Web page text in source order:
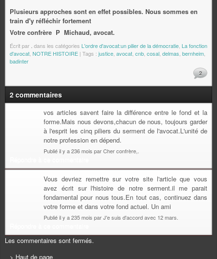
Plusieurs approches sont en effet possibles. Nous sommes en
train d'y réfléchir fortement
Votre confrère P Michaud, avocat.
Écrit par dans les catégories L'ordre d'avocat:un pilier de la démocratie La fonction
d'avocat NOTRE HISTOIRE | Tags : justice avocat cnb cosal delmas bernheim
badinter
2
2 commentaires
vos articles savent faire la différence entre le fond et la
forme.Mais nous devons,chacun de nous, toujours garder
à l'esprit les cinq piliers du serment de l'avocat.L'unité de
notre profession en dépend.
Publié il y a 236 mois par Cher confrère,.
Vous devriez remettre sur votre site l'article que vous
avez écrit sur l'histoire de notre serment.il me parait
fondamental pour nous tous.En tout cas, continuez dans
votre forme et dans votre fond actuel. Un ami
Publié il y a 235 mois par J'e suis d'accord avec 12 mars.
Les commentaires sont fermés.
> Haut de page